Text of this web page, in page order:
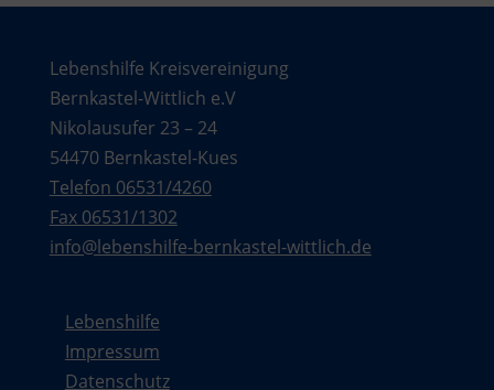
Lebenshilfe Kreisvereinigung
Bernkastel-Wittlich e.V
Nikolausufer 23 – 24
54470 Bernkastel-Kues
Telefon 06531/4260
Fax 06531/1302
info@lebenshilfe-bernkastel-wittlich.de
Lebenshilfe
Impressum
Datenschutz